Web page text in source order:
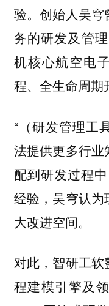
验。创始人吴
务的研发及管
机核心航空电
程、全生命周期
“（研发管理工
法提供更多行
配到研发过程
经验，吴穹认
大改进空间。
对此，智研工
程建模引擎及